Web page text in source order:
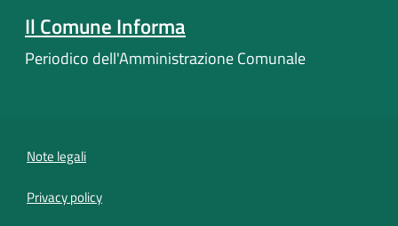
Il Comune Informa
Periodico dell'Amministrazione Comunale
Note legali
Privacy policy